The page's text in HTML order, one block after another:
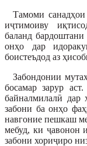
Тамоми санадҳои
иҷтимоиву
баланд
онҳо дар
боистеъдод аз
Забондонии
босамар зарур
байналмилалӣ дар
забони ба онҳо
навгоние пешкаш
мебуд, ки ҷавонон
забони хориҷиро